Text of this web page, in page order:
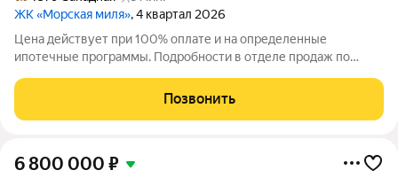
ЖК «Морская миля», 4 квартал 2026
Цена действует при 100% оплате и на определенные
ипотечные программы. Подробности в отделе продаж по
Общая площадь составляет 25.88 кв. м. Квартира с чистовой
отделкой. Жилой комплекс
Позвонить
6 800 000 ₽